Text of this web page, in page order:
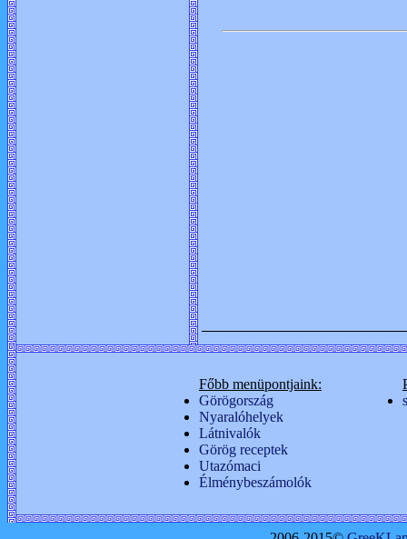
Főbb menüpontjaink:
Görögország
Nyaralóhelyek
Látnivalók
Görög receptek
Utazómaci
Élménybeszámolók